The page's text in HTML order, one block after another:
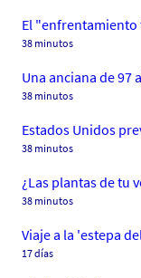
El "enfrentamiento
38 minutos
Una anciana de 97
38 minutos
Estados Unidos
38 minutos
¿Las plantas de tu
38 minutos
Viaje a la 'estepa
17 días